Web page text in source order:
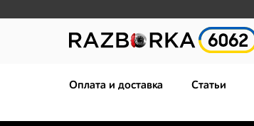
Оплата и доставка Статьи